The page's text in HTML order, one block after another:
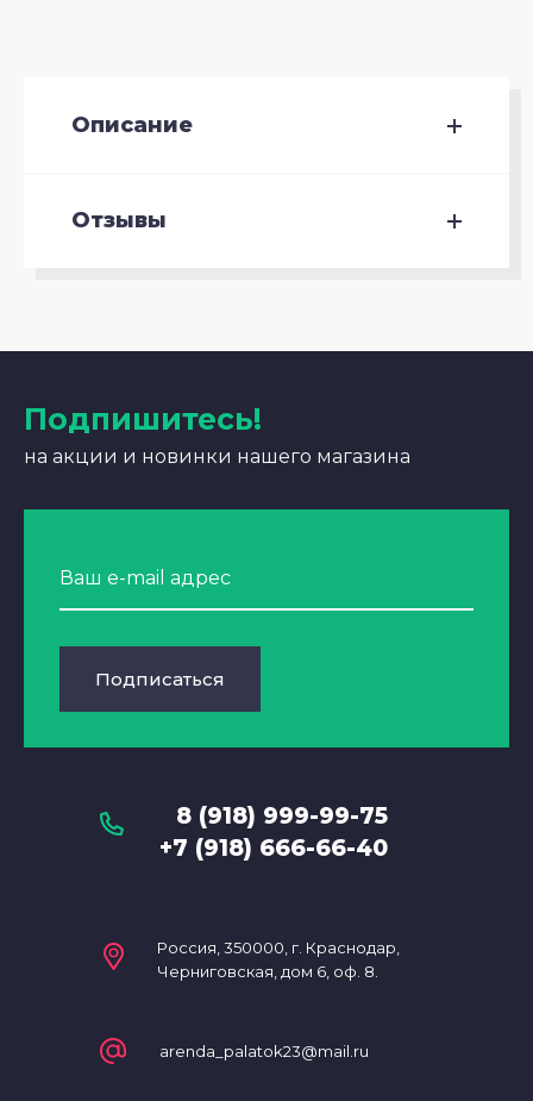
Описание
Отзывы
Подпишитесь!
на акции и новинки нашего магазина
Подписаться
8 (918) 999-99-75
+7 (918) 666-66-40
Россия, 350000, г. Краснодар,
Черниговская, дом 6, оф. 8.
arenda_palatok23@mail.ru